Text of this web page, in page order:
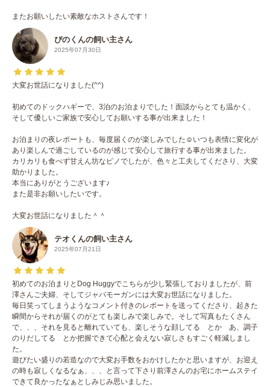
またお願いしたい素敵なホストさんです！
ぴのくんの飼い主さん
2025年07月30日
大変お世話になりました(^^)
初めてのドックハギーで、3泊のお泊まりでした！面談からとても温かく、
そして優しいご家族で安心してお願いする事が出来ました！
お泊まりの夜レポートも、毎度届くのが楽しみでした☺️いつも表情に変化が
あり楽しんで過ごしているのが感じて安心して旅行する事が出来ました。
カリカリも食べず甘えん坊なピノでしたが、色々と工夫してくださり、大変
助かりました。
本当にありがとうございます♪
また是非お願いしたいです。
大変お世話になりました＾＾
テオくんの飼い主さん
2025年07月21日
初めてのお泊まりとDog Huggyでこちらが少し緊張しておりましたが、前
澤さんご夫婦、そしてジャバモーガンには大変お世話になりました。
毎日笑ってしまうようなコメント付きのレポートを送ってくださり、起きた
瞬間からそれが届くのがとても楽しみで楽しみで。そして写真もたくさん
で、、、それを見ると離れていても、楽しそうな顔してる とか あ、調子
のりだしてる とか把握できて心配と会えない寂しさもすごく軽減しまし
た。
遊びたい盛りの若造なので大変お手数をおかけしたかと思いますが、お迎え
の時も寂しくなるなぁ、、、と言って下さり前澤さんのお宅にホームステイ
できて良かったなぁとしみじみ思いました。